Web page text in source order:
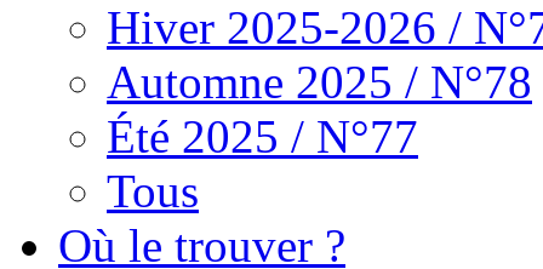
Hiver 2025-2026 /
Automne 2025 / N°78
Été 2025 / N°77
Tous
Où le trouver ?